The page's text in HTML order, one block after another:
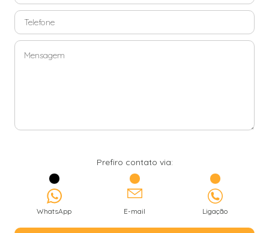
Prefiro contato via:
WhatsApp E-mail Ligação